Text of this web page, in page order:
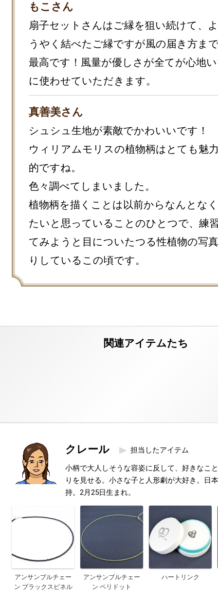
もこさん
扇子セットさんはご縁を狙い続けて、よ
うやく結べたご縁ですが風の届き方ま
最高です！風量が優しさが全てが心地
に使わせていただきます。
真善美さん
シュシュ生地が素敵でかわいいです！
ウィリアムモリスの植物柄はとても魅
的ですね。
色々調べてしまいました。
植物柄を描くことは以前からなんとな
たいと思っていることのひとつで、練
てみようと目についたつる性植物の写
りしているこの頃です。
クレール 担当したアイテム
小柄で大人しそうな容姿に反して、好きなこ
りを見せる。小さな子と人形劇が大好き。日
持。2月25日生まれ。
アンサンブルチェー
ン ブラックスピネル
アンサンブルチェー
ン ペリドット
ハートリンク